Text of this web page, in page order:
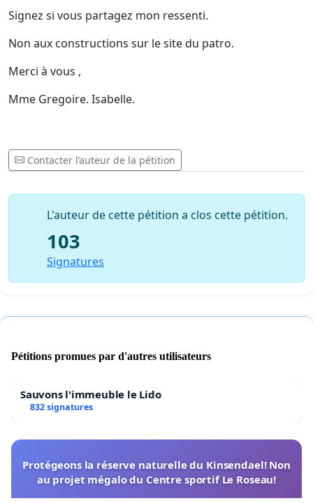
Signez si vous partagez mon ressenti.
Non aux constructions sur le site du patro.
Merci à vous ,
Mme Gregoire. Isabelle.
Contacter l’auteur de la pétition
L'auteur de cette pétition a clos cette pétition.
103
Signatures
Pétitions promues par d'autres utilisateurs
Sauvons l'immeuble le Lido
832 signatures
Protégeons la réserve naturelle du Kinsendael! Non
au projet mégalo du Centre sportif Le Roseau!